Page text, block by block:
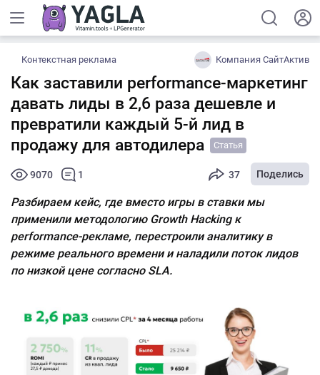
Контекстная реклама Компания СайтАктив
Как заставили performance-маркетинг
давать лиды в 2,6 раза дешевле и
превратили каждый 5-й лид в
продажу для автодилера
Статья
9070 1 37 Поделись
Разбираем кейс, где вместо игры в ставки мы
применили методологию Growth Hacking к
performance-рекламе, перестроили аналитику в
режиме реального времени и наладили поток лидов
по низкой цене согласно SLA.